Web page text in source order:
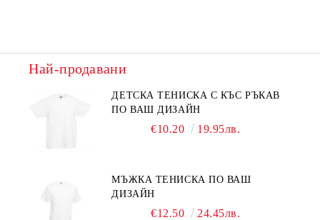
Най-продавани
ДЕТСКА ТЕНИСКА С КЪС РЪКАВ
ПО ВАШ ДИЗАЙН
€10.20 19.95лв.
МЪЖКА ТЕНИСКА ПО ВАШ
ДИЗАЙН
€12.50 24.45лв.